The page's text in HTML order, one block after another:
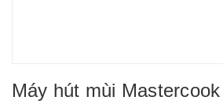
Máy hút mùi